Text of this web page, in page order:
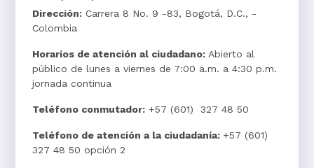
Dirección: Carrera 8 No. 9 -83, Bogotá, D.C., -
Colombia
Horarios de atención al ciudadano:Abierto al
público de lunes a viernes de 7:00 a.m. a 4:30 p.m.
jornada continua
Teléfono conmutador: +57 (601) 327 48 50
Teléfono de atención a la ciudadanía: +57 (601)
327 48 50 opción 2